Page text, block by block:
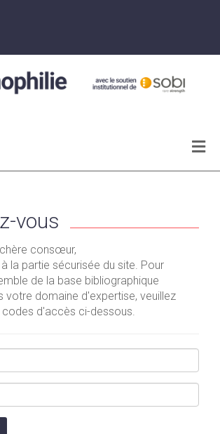
vous
consœur,
la partie sécurisée du site. Pour
de la base bibliographique
votre domaine d'expertise, veuillez
codes d'accès ci-dessous.
Archives
WEBINAR SERIES